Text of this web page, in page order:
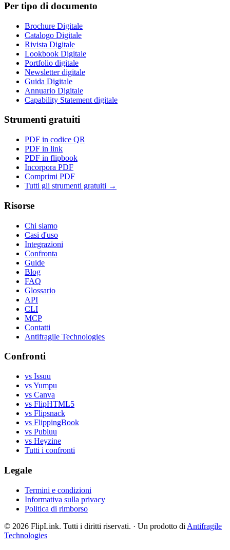
Per tipo di documento
Brochure Digitale
Catalogo Digitale
Rivista Digitale
Lookbook Digitale
Portfolio digitale
Newsletter digitale
Guida Digitale
Annuario Digitale
Capability Statement digitale
Strumenti gratuiti
PDF in codice QR
PDF in link
PDF in flipbook
Incorpora PDF
Comprimi PDF
Tutti gli strumenti gratuiti →
Risorse
Chi siamo
Casi d'uso
Integrazioni
Confronta
Guide
Blog
FAQ
Glossario
API
CLI
MCP
Contatti
Antifragile Technologies
Confronti
vs Issuu
vs Yumpu
vs Canva
vs FlipHTML5
vs Flipsnack
vs FlippingBook
vs Publuu
vs Heyzine
Tutti i confronti
Legale
Termini e condizioni
Informativa sulla privacy
Politica di rimborso
© 2026 FlipLink. Tutti i diritti riservati. · Un prodotto di Antifragile
Technologies